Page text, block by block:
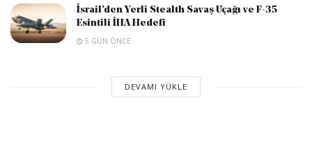
İsrail’den Yerli Stealth Savaş Uçağı ve F-35
Esintili İHA Hedefi
5 GÜN ÖNCE
DEVAMI YÜKLE